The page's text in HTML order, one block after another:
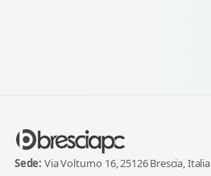
Sede: Via Volturno 16, 25126 Brescia, Italia